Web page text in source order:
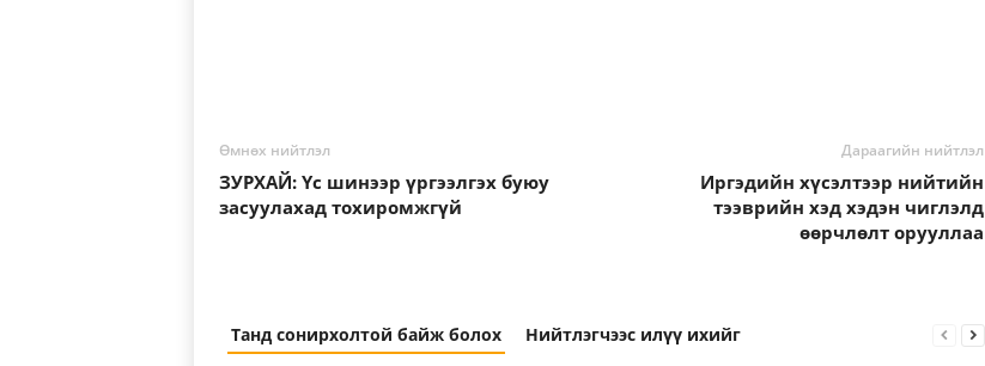
Өмнөх нийтлэл
ЗУРХАЙ: Үс шинээр үргээлгэх буюу
засуулахад тохиромжгүй
Дараагийн нийтлэл
Иргэдийн хүсэлтээр нийтийн
тээврийн хэд хэдэн чиглэлд
өөрчлөлт орууллаа
Танд сонирхолтой байж болох Нийтлэгчээс илүү ихийг